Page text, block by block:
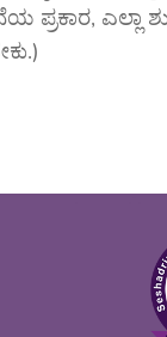
ಪ್ರಕಾರ, ಎಲ್ಲಾ